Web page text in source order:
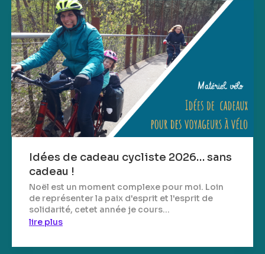
Idées de cadeau cycliste 2026… sans
cadeau !
Noël est un moment complexe pour moi. Loin
de représenter la paix d'esprit et l'esprit de
solidarité, cetet année je cours...
lire plus